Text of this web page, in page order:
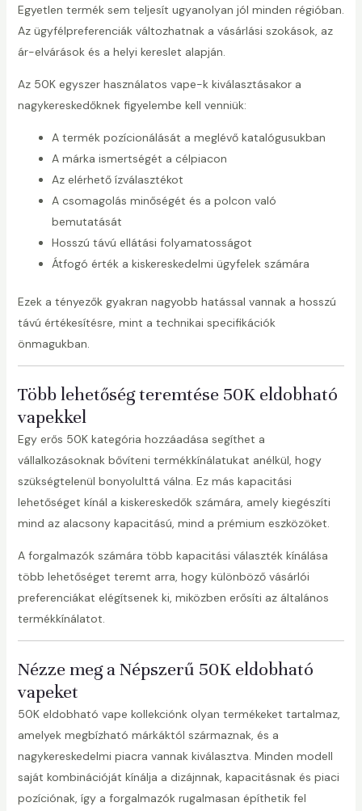
Egyetlen termék sem teljesít ugyanolyan jól minden régióban.
Az ügyfélpreferenciák változhatnak a vásárlási szokások, az
ár-elvárások és a helyi kereslet alapján.
Az 50K egyszer használatos vape-k kiválasztásakor a
nagykereskedőknek figyelembe kell venniük:
A termék pozícionálását a meglévő katalógusukban
A márka ismertségét a célpiacon
Az elérhető ízválasztékot
A csomagolás minőségét és a polcon való
bemutatását
Hosszú távú ellátási folyamatosságot
Átfogó érték a kiskereskedelmi ügyfelek számára
Ezek a tényezők gyakran nagyobb hatással vannak a hosszú
távú értékesítésre, mint a technikai specifikációk
önmagukban.
Több lehetőség teremtése 50K eldobható
vapekkel
Egy erős 50K kategória hozzáadása segíthet a
vállalkozásoknak bővíteni termékkínálatukat anélkül, hogy
szükségtelenül bonyolulttá válna. Ez más kapacitási
lehetőséget kínál a kiskereskedők számára, amely kiegészíti
mind az alacsony kapacitású, mind a prémium eszközöket.
A forgalmazók számára több kapacitási választék kínálása
több lehetőséget teremt arra, hogy különböző vásárlói
preferenciákat elégítsenek ki, miközben erősíti az általános
termékkínálatot.
Nézze meg a Népszerű 50K eldobható
vapeket
50K eldobható vape kollekciónk olyan termékeket tartalmaz,
amelyek megbízható márkáktól származnak, és a
nagykereskedelmi piacra vannak kiválasztva. Minden modell
saját kombinációját kínálja a dizájnnak, kapacitásnak és piaci
pozíciónak, így a forgalmazók rugalmasan építhetik fel